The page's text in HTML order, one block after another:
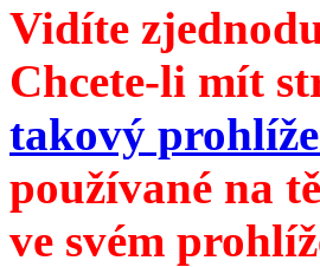
Vidíte
Chcete-li mít
takový
používané na
ve svém